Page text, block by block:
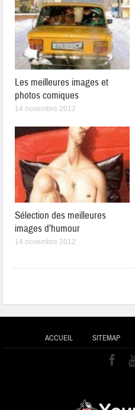
Les meilleures images et
photos comiques
14 novembre 2012
Sélection des meilleures
images d’humour
14 novembre 2012
ACCUEIL SITEMAP